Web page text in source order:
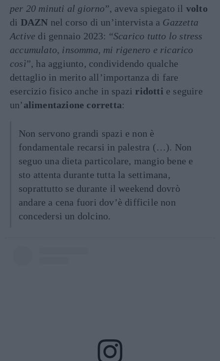
per 20 minuti al giorno”, aveva spiegato il volto
di DAZN nel corso di un’intervista a Gazzetta
Active di gennaio 2023: “Scarico tutto lo stress
accumulato, insomma, mi rigenero e ricarico
così”, ha aggiunto, condividendo qualche
dettaglio in merito all’importanza di fare
esercizio fisico anche in spazi ridotti e seguire
un’alimentazione corretta:
Non servono grandi spazi e non è
fondamentale recarsi in palestra (…). Non
seguo una dieta particolare, mangio bene e
sto attenta durante tutta la settimana,
soprattutto se durante il weekend dovrò
andare a cena fuori dov’è difficile non
concedersi un dolcino.